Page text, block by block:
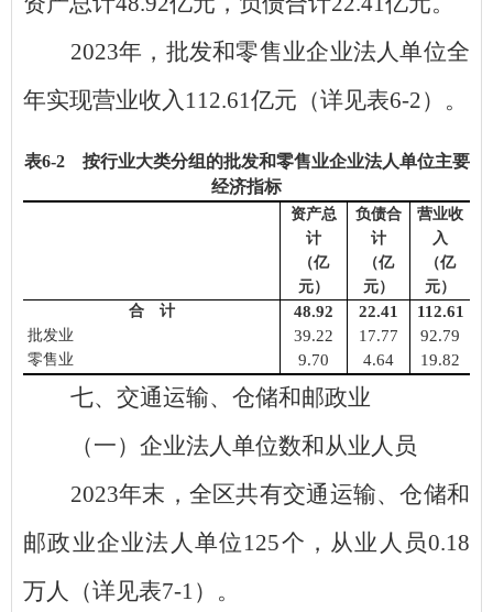
2023年，批发和零售业企业法人单位全
年实现营业收入 112.61亿元（详见表6-2）。
表6-2按行业大类分组的批发和零售业企业法人单位主要
经济指标
资产总
计
（亿
元）
负债合
计
（亿
元）
营业收
入
（亿
元）
合 计
48.92 22.41 112.61
批发业 39.22 17.77 92.79
零售业 9.70 4.64 19.82
七、交通运输、仓储和邮政业
（一）企业法人单位数和从业人员
2023年末，全区共有交通运输、仓储和
邮政业企业法人单位 125个，从业人员0.18
万人（详见表7-1）。